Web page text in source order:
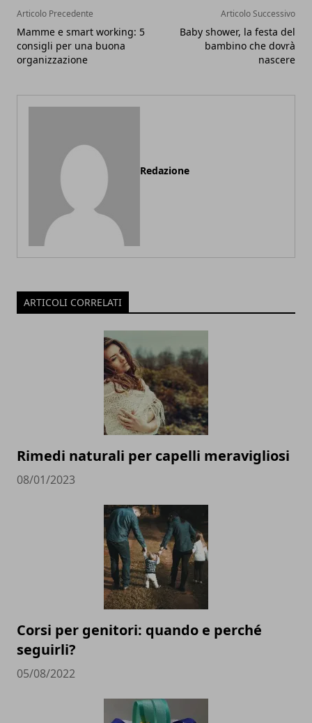
Articolo Precedente
Mamme e smart working: 5
consigli per una buona
organizzazione
Articolo Successivo
Baby shower, la festa del
bambino che dovrà
nascere
Redazione
ARTICOLI CORRELATI
Rimedi naturali per capelli meravigliosi
08/01/2023
Corsi per genitori: quando e perché
seguirli?
05/08/2022